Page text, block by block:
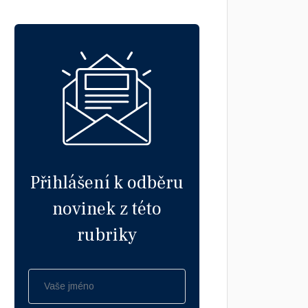
Přihlášení k odběru
novinek z této
rubriky